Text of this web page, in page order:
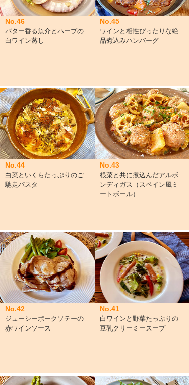
No.46
バター香る魚介とハーブの
白ワイン蒸し
No.45
ワインと相性ぴったりな絶
品煮込みハンバーグ
No.44
白菜といくらたっぷりのご
馳走パスタ
No.43
根菜と共に煮込んだアルボ
ンディガス（スペイン風ミ
ートボール）
No.42
ジューシーポークソテーの
赤ワインソース
No.41
白ワインと野菜たっぷりの
豆乳クリーミースープ